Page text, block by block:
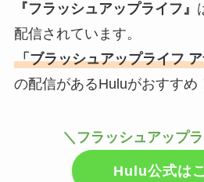
『フラッシュアップライフ』
配信されています。
「ブラッシュアップライフ
の配信があるHuluがおすすめ
＼フラッシュアップ
Hulu公式は